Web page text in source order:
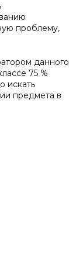
проблему,
данного
75 %
искать
предмета в